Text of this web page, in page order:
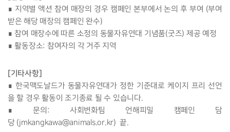
∎ 지역별 액션 참여 매장의 경우 캠페인 본부에서 논의 후 부여 (부여
받은 해당 매장의 캠페인 완수)
∎ 참여 매장수에 따른 소정의 동물자유연대 기념품(굿즈) 제공 예정
∎ 활동장소: 참여자의 각 거주 지역
[기타사항]
∎ 한국맥도날드가 동물자유연대가 정한 기준대로 케이지 프리 선언
을 할 경우 활동이 조기종료 될 수 있습니다.
∎ 문의: 사회변화팀 언해피밀 캠페인 담
당 (jmkangkawa@animals.or.kr) 끝.